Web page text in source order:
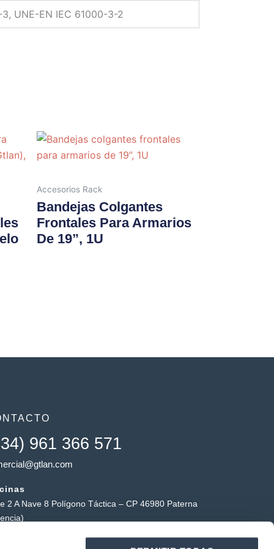
UNE-EN IEC 61000-3-2
Accesorios Rack
Bandejas Colgantes
Frontales Para Armarios
De 19”, 1U
961 366 571
2 A Nave 8 Polígono Táctica – CP 46980 Paterna